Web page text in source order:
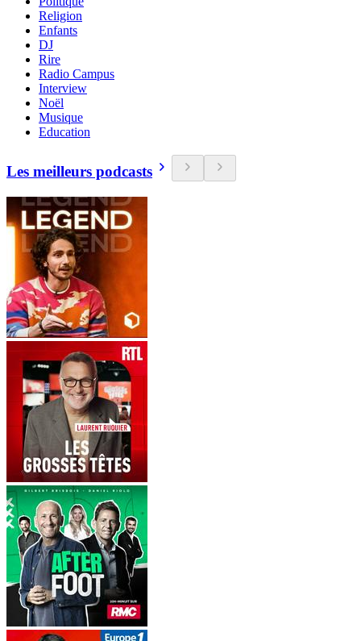
Religion
Enfants
DJ
Rire
Radio Campus
Interview
Noël
Musique
Education
Les meilleurs podcasts